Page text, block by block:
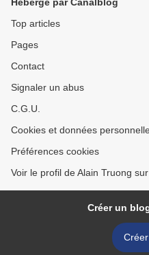
Top articles
Pages
Contact
Signaler un abus
C.G.U.
Cookies et données
Préférences cookies
Voir le profil de Alain Truong
Créer un